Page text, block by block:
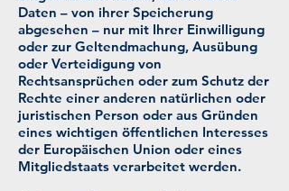
Daten – von ihrer Speicherung
abgesehen – nur mit Ihrer Einwilligung
oder zur Geltendmachung, Ausübung
oder Verteidigung von
Rechtsansprüchen oder zum Schutz der
Rechte einer anderen natürlichen oder
juristischen Person oder aus Gründen
eines wichtigen öffentlichen Interesses
der Europäischen Union oder eines
Mitgliedstaats verarbeitet werden.